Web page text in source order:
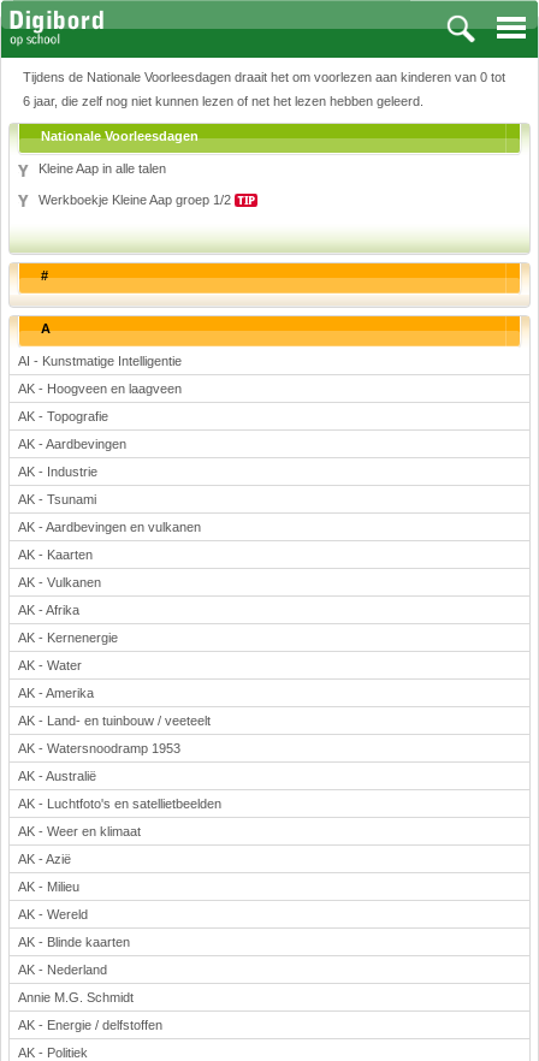
Biologie
Engels
Geschiedenis
Handvaardigheid en Tekenen
Kunst en Cultuur
Levensbeschouwing
Lichamelijke opvoeding
Muziek
Natuurkunde
Nederlands
Rekenen
Scheikunde
Sport
Techniek
Verkeer
Wiskunde
Onderwerpen
Apps en tablets
Collecties digibord
Digiborden / touchscreens
Digibordtools
Downloads basisonderwijs
Herfst
Kerstmis
Kinder-/Jeugdboeken
Lente
Onderbouw PO
Tijdens de Nationale Voorleesdagen draait het om voorlezen aan kinderen van 0 tot
6 jaar, die zelf nog niet kunnen lezen of net het lezen hebben geleerd.
Nationale Voorleesdagen
Kleine Aap in alle talen
Werkboekje Kleine Aap groep 1/2
#
A
AI - Kunstmatige Intelligentie
AK - Hoogveen en laagveen
AK - Topografie
AK - Aardbevingen
AK - Industrie
AK - Tsunami
AK - Aardbevingen en vulkanen
AK - Kaarten
AK - Vulkanen
AK - Afrika
AK - Kernenergie
AK - Water
AK - Amerika
AK - Land- en tuinbouw / veeteelt
AK - Watersnoodramp 1953
AK - Australië
AK - Luchtfoto's en satellietbeelden
AK - Weer en klimaat
AK - Azië
AK - Milieu
AK - Wereld
AK - Blinde kaarten
AK - Nederland
Annie M.G. Schmidt
AK - Energie / delfstoffen
AK - Politiek